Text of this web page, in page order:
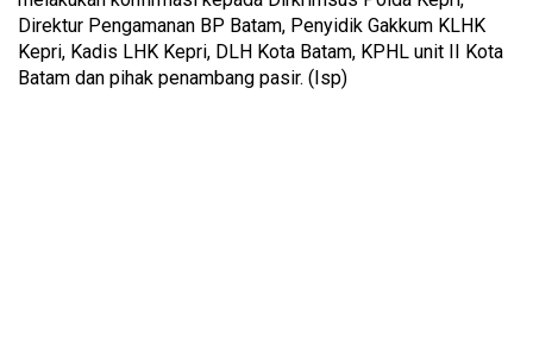
Direktur Pengamanan BP Batam, Penyidik Gakkum KLHK
Kepri, Kadis LHK Kepri, DLH Kota Batam, KPHL unit II Kota
Batam dan pihak penambang pasir. (Isp)